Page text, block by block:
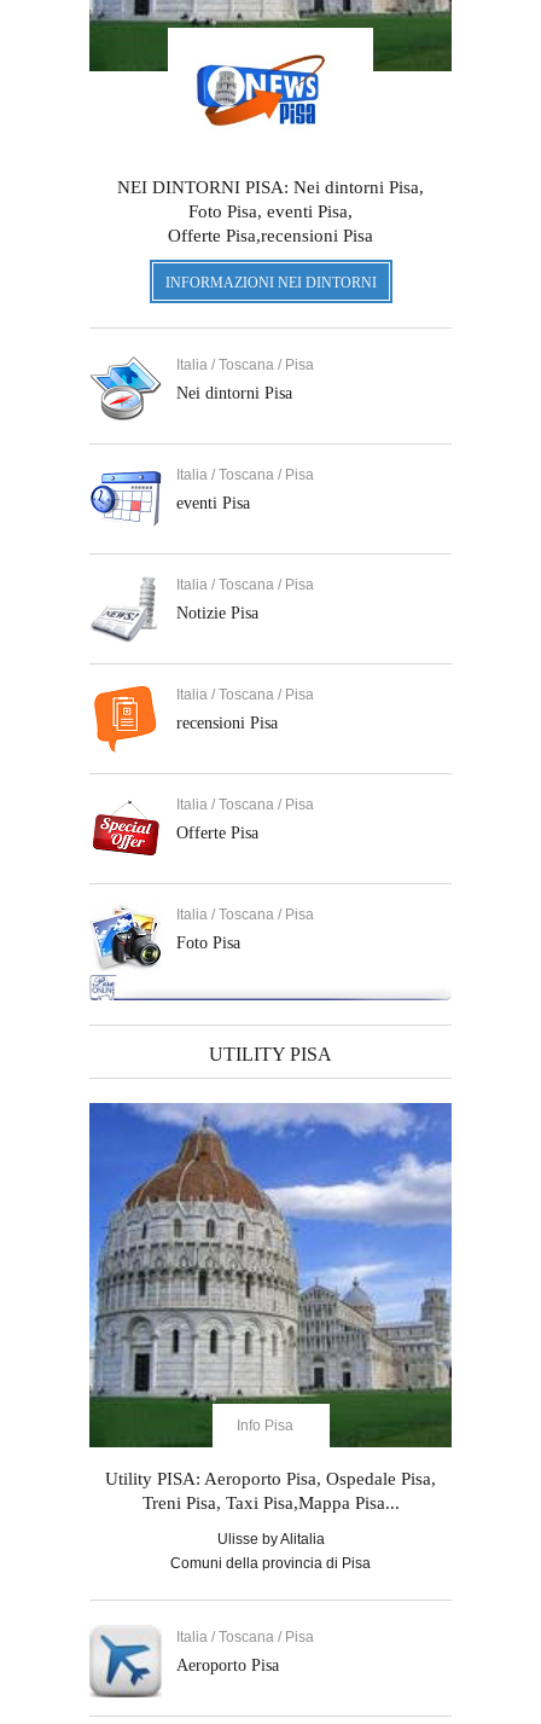
NEI DINTORNI PISA: Nei dintorni Pisa,
Foto Pisa, eventi Pisa,
Offerte Pisa,recensioni Pisa
INFORMAZIONI NEI DINTORNI
Italia / Toscana / Pisa
Nei dintorni Pisa
Italia / Toscana / Pisa
eventi Pisa
Italia / Toscana / Pisa
Notizie Pisa
Italia / Toscana / Pisa
recensioni Pisa
Italia / Toscana / Pisa
Offerte Pisa
Italia / Toscana / Pisa
Foto Pisa
UTILITY PISA
Info Pisa
Utility PISA: Aeroporto Pisa, Ospedale Pisa,
Treni Pisa, Taxi Pisa,Mappa Pisa...
Ulisse by Alitalia
Comuni della provincia di Pisa
Italia / Toscana / Pisa
Aeroporto Pisa